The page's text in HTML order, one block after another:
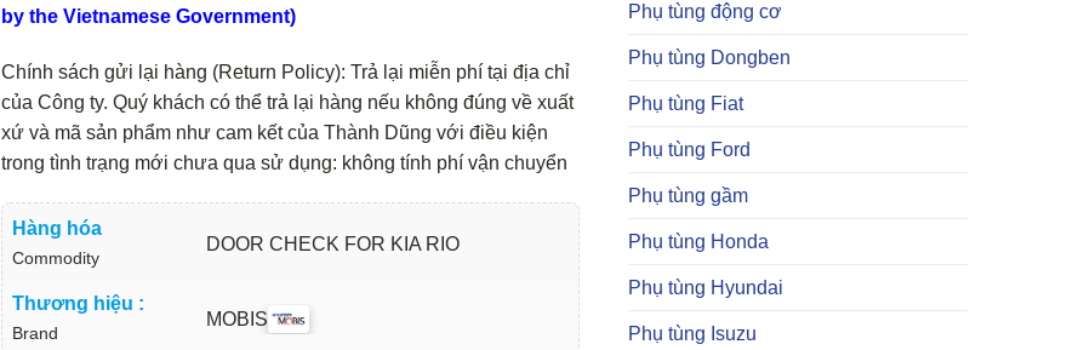
Phụ tùng động cơ
Phụ tùng Dongben
Phụ tùng Fiat
Phụ tùng Ford
Phụ tùng gầm
Phụ tùng Honda
Phụ tùng Hyundai
Phụ tùng Isuzu
by the Vietnamese Government)
Chính sách gửi lại hàng (Return Policy): Trả lại miễn phí tại địa chỉ
của Công ty. Quý khách có thể trả lại hàng nếu không đúng về xuất
xứ và mã sản phẩm như cam kết của Thành Dũng với điều kiện
trong tình trạng mới chưa qua sử dụng: không tính phí vận chuyển
Hàng hóa
Commodity
DOOR CHECK FOR KIA RIO
Thương hiệu :
Brand
MOBIS